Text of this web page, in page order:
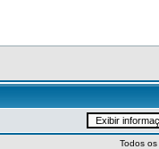
Todos